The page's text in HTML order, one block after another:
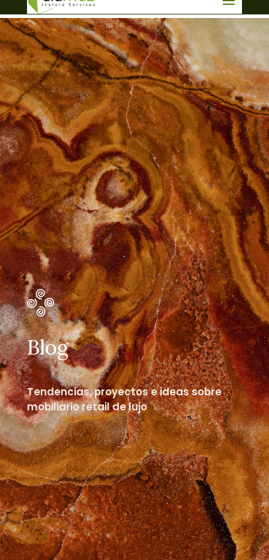
info@aluma3.com
Blog
Tendencias, proyectos e ideas sobre
mobiliario retail de lujo